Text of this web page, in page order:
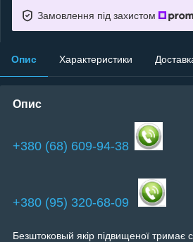
Замовлення під захистом
Опис Характеристики
Опис
+380 (68) 609-94-38
+380 (95) 320-68-09
Безштоковый якір підвищеної тримає